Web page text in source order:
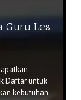
Guru Les
Daftaruntuk
kebutuhan